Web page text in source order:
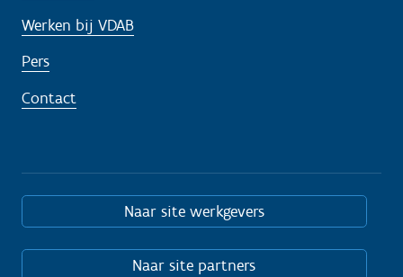
Werken bij VDAB
Pers
Contact
Naar site werkgevers
Naar site partners